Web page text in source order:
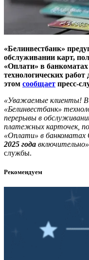
«Белинвестбанк»
обслуживании карт,
«Оплати» в
технологических работ
этом сообщает пресс-
«Уважаемые клиенты! В
«Белинвестбанк»
перерывы в
платежных карточек,
«Оплати» в банкоматах
2025 года включительно»,
службы.
Рекомендуем